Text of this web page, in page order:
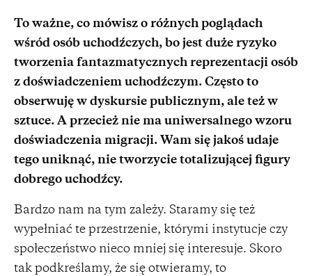
To ważne, co mówisz o różnych poglądach
wśród osób uchodźczych, bo jest duże ryzyko
tworzenia fantazmatycznych reprezentacji osób
z doświadczeniem uchodźczym. Często to
obserwuję w dyskursie publicznym, ale też w
sztuce. A przecież nie ma uniwersalnego wzoru
doświadczenia migracji. Wam się jakoś udaje
tego uniknąć, nie tworzycie totalizującej figury
dobrego uchodźcy.
Bardzo nam na tym zależy. Staramy się też
wypełniać te przestrzenie, którymi instytucje czy
społeczeństwo nieco mniej się interesuje. Skoro
tak podkreślamy, że się otwieramy, to